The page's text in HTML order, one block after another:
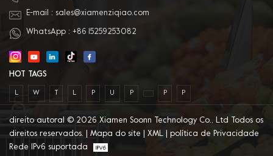
E-mail : sales@xiamenziqiao.com
WhatsApp : +86 15259253082
HOT TAGS
L W T L P U P P P
direito autoral © 2026 Xiamen Soonn Technology Co., Ltd Todos os
direitos reservados. | Mapa do site XML
política de Privacidade
Rede IPv6 suportada